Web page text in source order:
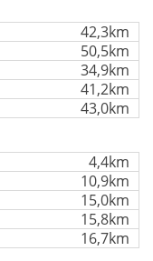
42,3km
50,5km
34,9km
41,2km
43,0km
4,4km
10,9km
15,0km
15,8km
16,7km